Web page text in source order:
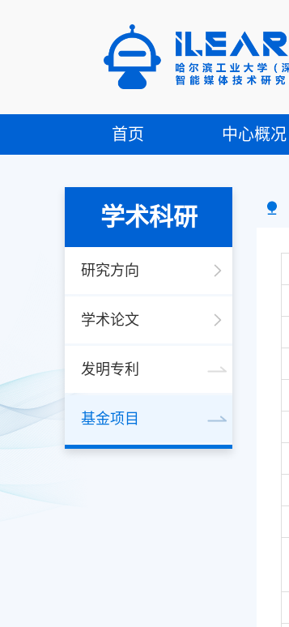
首页 中心概况
学术科研
研究方向
学术论文
发明专利
基金项目